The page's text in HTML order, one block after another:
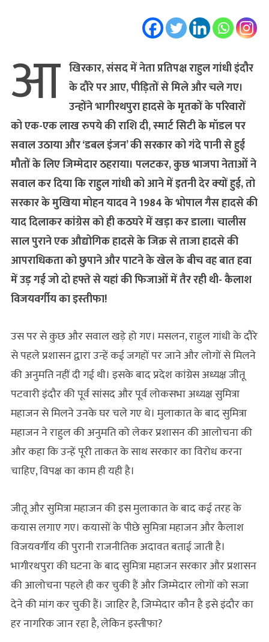
आ खिरकार, संसद में नेता प्रतिपक्ष राहुल गांधी इंदौर
के दौरे पर आए, पीड़ितों से मिले और चले गए।
उन्‍होंने भागीरथपुरा हादसे के मृतकों के परिवारों
को एक-एक लाख रुपये की राशि दी, स्‍मार्ट सिटी के मॉडल पर
सवाल उठाया और ‘डबल इंजन’ की सरकार को गंदे पानी से हुई
मौतों के लिए जिम्‍मेदार ठहराया। पलटकर, कुछ भाजपा नेताओं ने
सवाल कर दिया कि राहुल गांधी को आने में इतनी देर क्‍यों हुई, तो
सरकार के मुखिया मोहन यादव ने 1984 के भोपाल गैस हादसे की
याद दिलाकर कांग्रेस को ही कठघरे में खड़ा कर डाला। चालीस
साल पुराने एक औद्योगिक हादसे के जिक्र से ताजा हादसे की
आपराधिक‍ता को छुपाने और पाटने के खेल के बीच वह बात हवा
में उड़ गई जो दो हफ्ते से यहां की फिजाओं में तैर रही थी- कैलाश
विजयवर्गीय का इस्‍तीफा!
उस पर से कुछ और सवाल खड़े हो गए। मसलन, राहुल गांधी के दौरे
से पहले प्रशासन द्वारा उन्‍हें कई जगहों पर जाने और लोगों से मिलने
की अनुमति नहीं दी गई थी। इसके बाद प्रदेश कांग्रेस अध्यक्ष जीतू
पटवारी इंदौर की पूर्व सांसद और पूर्व लोकसभा अध्यक्ष सुमित्रा
महाजन से मिलने उनके घर चले गए थे। मुलाकात के बाद सुमित्रा
महाजन ने राहुल की अनुमति को लेकर प्रशासन की आलोचना की
और कहा कि उन्हें पूरी ताकत के साथ सरकार का विरोध करना
चाहिए, विपक्ष का काम ही यही है।
जीतू और सुमित्रा महाजन की इस मुलाकात के बाद कई तरह के
कयास लगाए गए। कयासों के पीछे सुमित्रा महाजन और कैलाश
विजयवर्गीय की पुरानी राजनीतिक अदावत बताई जाती है।
भागीरथपुरा की घटना के बाद सुमित्रा महाजन सरकार और प्रशासन
की आलोचना पहले ही कर चुकी हैं और जिम्मेदार लोगों को सजा
देने की मांग कर चुकी हैं। जाहिर है, जिम्‍मेदार कौन है इसे इंदौर का
हर नागरिक जान रहा है, लेकिन इस्‍तीफा?